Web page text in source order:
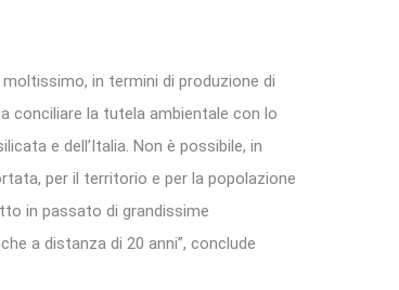
in termini di produzione di
conciliare la tutela ambientale con lo
e dell’Italia. Non è possibile, in
per il territorio e per la popolazione
in passato di grandissime
a distanza di 20 anni”, conclude